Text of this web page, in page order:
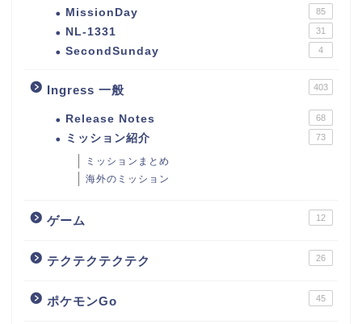
MissionDay 85
NL-1331 31
SecondSunday 4
Ingress 一般 403
Release Notes 68
ミッション紹介 73
ミッションまとめ
海外のミッション
ゲーム 12
テクテクテクテク 26
ポケモンGo 45